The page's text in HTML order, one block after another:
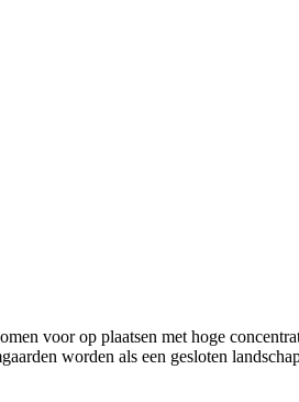
voor op plaatsen met hoge
worden als een gesloten